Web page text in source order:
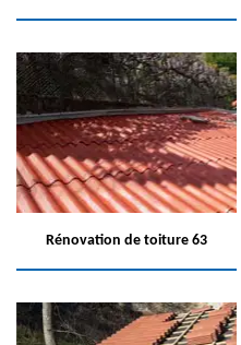
Rénovation de toiture 63